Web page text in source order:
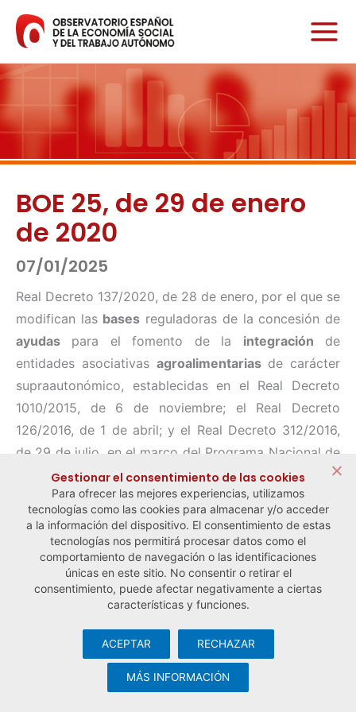
contenido
BOE 25, de 29 de enero
de 2020
07/01/2025
Real Decreto 137/2020, de 28 de enero, por el que se
modifican las bases reguladoras de la concesión de
ayudas para el fomento de la integración de
entidades asociativas agroalimentariasde carácter
supraautonómico, establecidas en el Real Decreto
1010/2015, de 6 de noviembre; el Real Decreto
126/2016, de 1 de abril; y el Real Decreto 312/2016,
de 29 de julio, en el marco del Programa Nacional de
Desarrollo Rural 2014-2020.
← Noticia anterior Noticia siguiente →
© Observatorio Español de la Economía Social y del Trabajo
Aviso legal y política de privacidad
cookies· Desarrollo web:Visualco
Gestionar el consentimiento de las cookies
Para ofrecer las mejores experiencias, utilizamos
tecnologías como las cookies para almacenar y/o acceder
a la información del dispositivo. El consentimiento de estas
tecnologías nos permitirá procesar datos como el
comportamiento de navegación o las identificaciones
únicas en este sitio. No consentir o retirar el
consentimiento, puede afectar negativamente a ciertas
características y funciones.
ACEPTAR RECHAZAR
MÁS INFORMACIÓN